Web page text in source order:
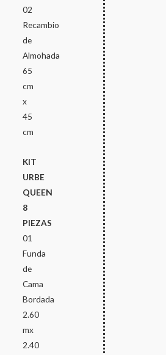
02
Recambio
de
Almohada
65
cm
x
45
cm
KIT
URBE
QUEEN
8
PIEZAS
01
Funda
de
Cama
Bordada
2.60
mx
2.40